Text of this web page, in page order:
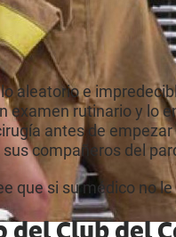
aleatorio e
examen rutinario y lo
antes de
compañeros del
que si su médico no
Club del